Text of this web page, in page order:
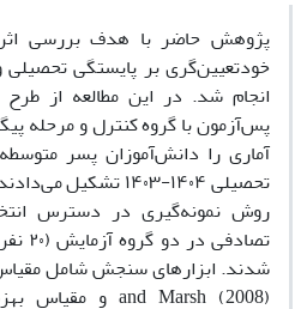
پژوهش حاضر با هدف بررسی
خودتعیین‌گری بر پایستگی
انجام شد. در این مطالعه از
پس‌آزمون با گروه کنترل و مرحله
آماری را دانش‌آموزان پسر
روش نمونه‌گیری در دسترس